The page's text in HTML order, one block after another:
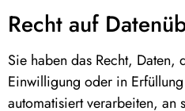
Recht auf
Sie haben das Recht,
Einwilligung oder in
automatisiert verarbeiten, an